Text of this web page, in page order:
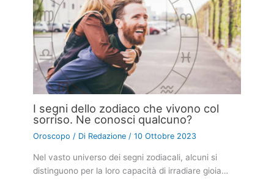
I segni dello zodiaco che vivono col
sorriso. Ne conosci qualcuno?
Oroscopo / Di Redazione /10 Ottobre 2023
Nel vasto universo dei segni zodiacali, alcuni si
distinguono per la loro capacità di irradiare gioia…